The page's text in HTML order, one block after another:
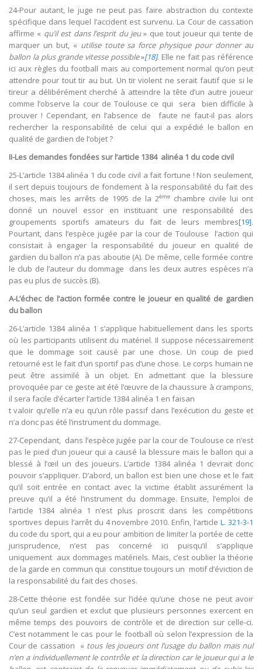
24-Pour autant, le juge ne peut pas faire abstraction du contexte
spécifique dans lequel l’accident est survenu. La Cour de cassation
affirme « qu’il est dans l’esprit du jeu» que tout joueur qui tente de
marquer un but, « utilise toute sa force physique pour donner au
ballon la plus grande vitesse possible»[18]. Elle ne fait pas référence
ici aux règles du football mais au comportement normal qu’on peut
attendre pour tout tir au but. Un tir violent ne serait fautif que si le
tireur a délibérément cherché à atteindre la tête d’un autre joueur
comme l’observe la cour de Toulouse ce qui sera bien difficile à
prouver ! Cependant, en l’absence de faute ne faut-il pas alors
rechercher la responsabilité de celui qui a expédié le ballon en
qualité de gardien de l’objet ?
II-Les demandes fondées sur l’article 1384 alinéa 1 du code civil
25-L’article 1384 alinéa 1 du code civil a fait fortune ! Non seulement,
il sert depuis toujours de fondement à la responsabilité du fait des
choses, mais les arrêts de 1995 de la 2ème chambre civile lui ont
donné un nouvel essor en instituant une responsabilité des
groupements sportifs amateurs du fait de leurs membres[19].
Pourtant, dans l’espèce jugée par la cour de Toulouse l’action qui
consistait à engager la responsabilité du joueur en qualité de
gardien du ballon n’a pas aboutie (A). De même, celle formée contre
le club de l’auteur du dommage dans les deux autres espèces n’a
pas eu plus de succès (B).
A-L’échec de l’action formée contre le joueur en qualité de gardien
du ballon
26-L’article 1384 alinéa 1 s’applique habituellement dans les sports
où les participants utilisent du matériel. Il suppose nécessairement
que le dommage soit causé par une chose. Un coup de pied
retourné est le fait d’un sportif pas d’une chose. Le corps humain ne
peut être assimilé à un objet. En admettant que la blessure
provoquée par ce geste ait été l’œuvre de la chaussure à crampons,
il sera facile d’écarter l’article 1384 alinéa 1 en faisan
t valoir qu’elle n’a eu qu’un rôle passif dans l’exécution du geste et
n’a donc pas été l’instrument du dommage.
27-Cependant, dans l’espèce jugée par la cour de Toulouse ce n’est
pas le pied d’un joueur qui a causé la blessure mais le ballon qui a
blessé à l’œil un des joueurs. L’article 1384 alinéa 1 devrait donc
pouvoir s’appliquer. D’abord, un ballon est bien une chose et le fait
qu’il soit entrée en contact avec la victime établit assurément la
preuve qu’il a été l’instrument du dommage. Ensuite, l’emploi de
l’article 1384 alinéa 1 n’est plus proscrit dans les compétitions
sportives depuis l’arrêt du 4 novembre 2010. Enfin, l’articleL. 321-3-1
du code du sport, qui a eu pour ambition de limiter la portée de cette
jurisprudence, n’est pas concerné ici puisqu’il s’applique
uniquement aux dommages matériels. Mais, c’est oublier la théorie
de la garde en commun qui constitue toujours un motif d’éviction de
la responsabilité du fait des choses.
28-Cette théorie est fondée sur l’idée qu’une chose ne peut avoir
qu’un seul gardien et exclut que plusieurs personnes exercent en
même temps des pouvoirs de contrôle et de direction sur celle-ci.
C’est notamment le cas pour le football où selon l’expression de la
Cour de cassation « tous les joueurs ont l’usage du ballon mais nul
n’en a individuellement le contrôle et la direction car le joueur qui a le